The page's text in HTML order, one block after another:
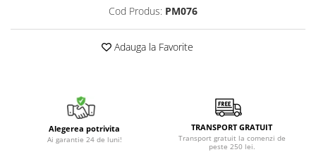
Cod Produs: PM076
Adauga la Favorite
Alegerea potrivita
Ai garantie 24 de luni!
TRANSPORT GRATUIT
Transport gratuit la comenzi de
peste 250 lei.